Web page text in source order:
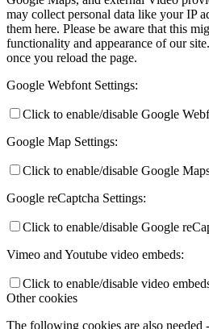
may collect personal data like your IP
them here. Please be aware that this
functionality and appearance of our
once you reload the page.
Google Webfont Settings:
Click to enable/disable Google
Google Map Settings:
Click to enable/disable Google
Google reCaptcha Settings:
Click to enable/disable Google
Vimeo and Youtube video embeds:
Click to enable/disable video
Other cookies
The following cookies are also needed